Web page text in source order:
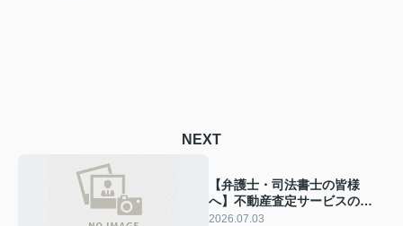
NEXT
【弁護士・司法書士の皆様
へ】不動産査定サービスのご
案内とご依頼方法
2026.07.03